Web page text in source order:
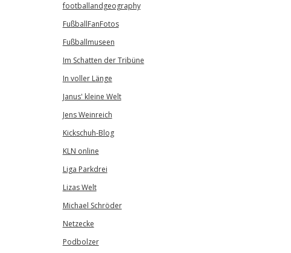
footballandgeography
FußballFanFotos
Fußballmuseen
Im Schatten der Tribüne
In voller Länge
Janus' kleine Welt
Jens Weinreich
Kickschuh-Blog
KLN online
Liga Parkdrei
Lizas Welt
Michael Schröder
Netzecke
Podbolzer